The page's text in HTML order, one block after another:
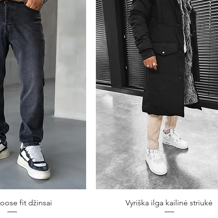
peržiūra
fit džinsai Greita peržiūra
Vyriška ilga kailinė striukė